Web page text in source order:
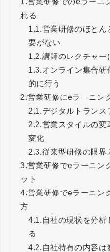
れる
1.1.営業研修のほとん
要がない
1.2.講師のレクチャー
1.3.オンライン集合研
的に行う
2.営業研修にeラーニン
2.1.デジタルトランス
2.2.営業スタイルの変
変化
2.3.従来型研修の限界
3.営業研修でeラーニン
ット
4.営業研修でeラーニン
方
4.1. 自社の現状を分
る
4.2. 自社特有の内容は